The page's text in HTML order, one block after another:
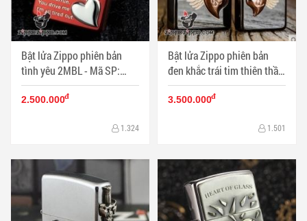
Bật lửa Zippo phiên bản
tình yêu 2MBL - Mã SP:
ZPC0947
2.500.000đ
1.324
Bật lửa Zippo phiên bản
đen khắc trái tim thiên thần
- Mã SP: ZPC0926
3.500.000đ
1.501